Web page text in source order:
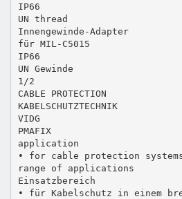
IP66
UN thread
Innengewinde-Adapter
für MIL-C5015
IP66
UN Gewinde
1/2
CABLE PROTECTION
KABELSCHUTZTECHNIK
VIDG
PMAFIX
application
• for cable protection
range of applications
Einsatzbereich
• für Kabelschutz in einem